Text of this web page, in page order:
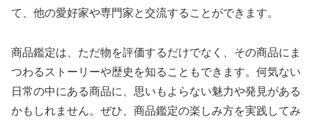
て、他の愛好家や専門家と交流することができます。
商品鑑定は、ただ物を評価するだけでなく、その商品にま
つわるストーリーや歴史を知ることもできます。何気ない
日常の中にある商品に、思いもよらない魅力や発見がある
かもしれません。ぜひ、商品鑑定の楽しみ方を実践してみ